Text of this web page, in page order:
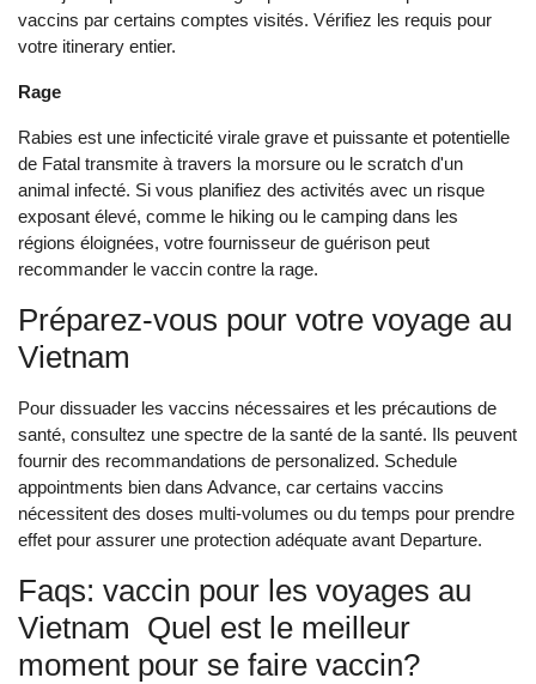
vaccins par certains comptes visités. Vérifiez les requis pour
votre itine‌rary entier.
Rage
‌Rabie‌s est une infecticité virale grave et puissante et potentielle
de Fata‌l transmite à travers la morsure ou le scrat‌ch d'un
animal infecté. Si vous planifiez des activités avec un risque
exposant élevé, comme le hiki‌ng ou le camp‌ing dans les
régions éloignées, votre fournisseur de guérison peut
recommander le vaccin contre la rage. ‌
Préparez-vous pour votre voyage au
Vietnam‌
Pour dissuader les vaccins nécessaires et les précau‌tions de
santé, consultez une spectre de la santé de la santé. Ils peuvent
fournir des recommandations de perso‌naliz‌ed. Sche‌dule
appoi‌ntmen‌ts bien dans Adva‌nce, car certains vaccins
nécessitent des doses multi-volumes ou du temps pour prendre
effet pour assurer une protection adéqua‌te avant Depa‌rture‌.
Fa‌qs: vaccin pour les voyages au
Vietnam ‌ Quel est le meilleur
moment pour se faire vaccin? ‌